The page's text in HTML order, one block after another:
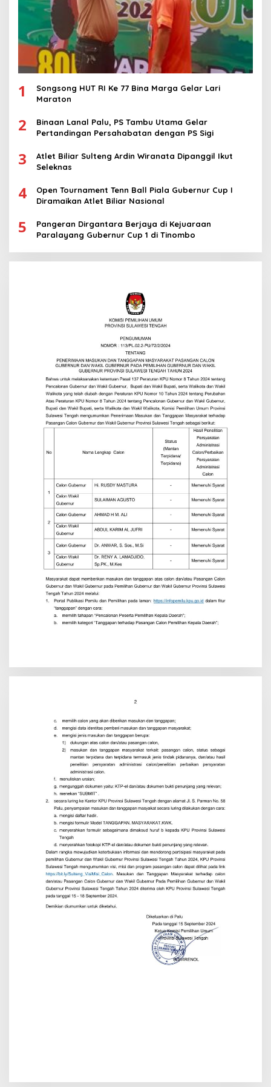
1
Songsong HUT RI Ke 77 Bina Marga Gelar Lari
Maraton
2
Binaan Lanal Palu, PS Tambu Utama Gelar
Pertandingan Persahabatan dengan PS Sigi
3
Atlet Biliar Sulteng Ardin Wiranata Dipanggil Ikut
Seleknas
4
Open Tournament Tenn Ball Piala Gubernur Cup I
Diramaikan Atlet Biliar Nasional
5
Pangeran Dirgantara Berjaya di Kejuaraan
Paralayang Gubernur Cup 1 di Tinombo